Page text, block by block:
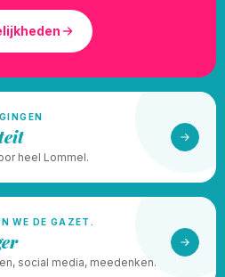
heel Lommel.
WE DE GAZET.
social media, meedenken.